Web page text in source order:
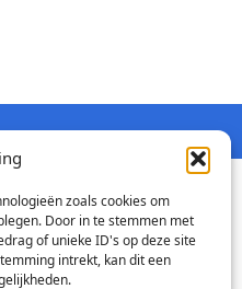
zoals cookies om
Door in te stemmen met
of unieke ID's op deze site
intrekt, kan dit een